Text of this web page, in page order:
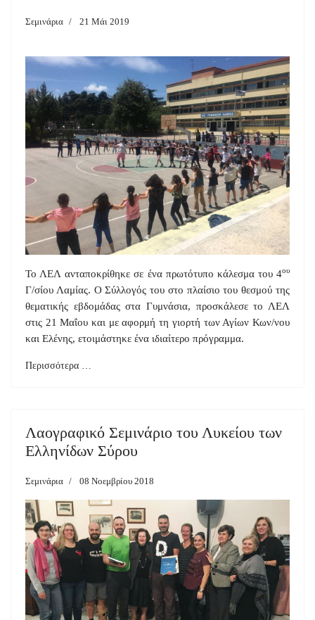
Σεμινάρια 21 Μάι 2019
Το ΛΕΛ ανταποκρίθηκε σε ένα πρωτότυπο κάλεσμα του 4ου
Γ/σίου Λαμίας. Ο Σύλλογός του στο πλαίσιο του θεσμού της
θεματικής εβδομάδας στα Γυμνάσια, προσκάλεσε το ΛΕΛ
στις 21 Μαΐου και με αφορμή τη γιορτή των Αγίων Κων/νου
και Ελένης, ετοιμάστηκε ένα ιδιαίτερο πρόγραμμα.
Περισσότερα …
Λαογραφικό Σεμινάριο του Λυκείου των
Ελληνίδων Σύρου
Σεμινάρια 08 Νοεμβρίου 2018